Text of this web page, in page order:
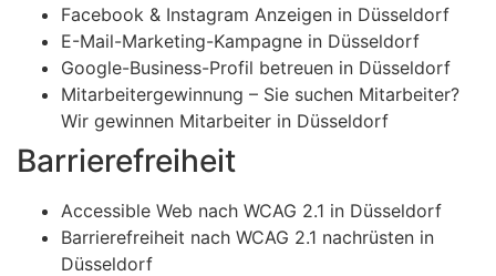
Facebook & Instagram Anzeigen in Düsseldorf
E-Mail-Marketing-Kampagne in Düsseldorf
Google-Business-Profil betreuen in Düsseldorf
Mitarbeitergewinnung – Sie suchen Mitarbeiter?
Wir gewinnen Mitarbeiter in Düsseldorf
Barrierefreiheit
Accessible Web nach WCAG 2.1 in Düsseldorf
Barrierefreiheit nach WCAG 2.1 nachrüsten in
Düsseldorf